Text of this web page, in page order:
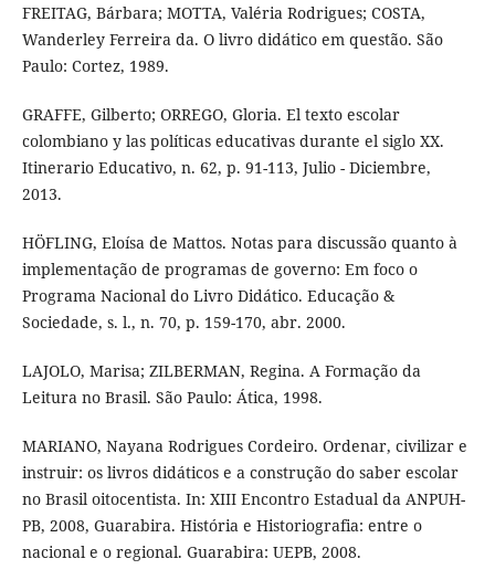
FREITAG, Bárbara; MOTTA, Valéria Rodrigues; COSTA,
Wanderley Ferreira da. O livro didático em questão. São
Paulo: Cortez, 1989.
GRAFFE, Gilberto; ORREGO, Gloria. El texto escolar
colombiano y las políticas educativas durante el siglo XX.
Itinerario Educativo, n. 62, p. 91-113, Julio - Diciembre,
2013.
HÖFLING, Eloísa de Mattos. Notas para discussão quanto à
implementação de programas de governo: Em foco o
Programa Nacional do Livro Didático. Educação &
Sociedade, s. l., n. 70, p. 159-170, abr. 2000.
LAJOLO, Marisa; ZILBERMAN, Regina. A Formação da
Leitura no Brasil. São Paulo: Ática, 1998.
MARIANO, Nayana Rodrigues Cordeiro. Ordenar, civilizar e
instruir: os livros didáticos e a construção do saber escolar
no Brasil oitocentista. In: XIII Encontro Estadual da ANPUH-
PB, 2008, Guarabira. História e Historiografia: entre o
nacional e o regional. Guarabira: UEPB, 2008.